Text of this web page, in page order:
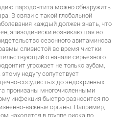
пародонтита можно обнаружить
В связи с такой глобальной
каждый должен знать, что
эпизодически возникающая во
сезонного авитаминоза
слизистой во время чистки
о начале серьезного
угрожает не только зубам,
недугу сопутствует
сосудистых до эндокринных.
пронизаны многочисленными
инфекция быстро разносится по
важные органы. Например,
находятся в группе риска по